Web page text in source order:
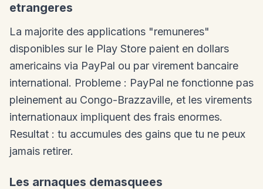
etrangeres
La majorite des applications "remuneres"
disponibles sur le Play Store paient en dollars
americains via PayPal ou par virement bancaire
international. Probleme : PayPal ne fonctionne pas
pleinement au Congo-Brazzaville, et les virements
internationaux impliquent des frais enormes.
Resultat : tu accumules des gains que tu ne peux
jamais retirer.
Les arnaques demasquees